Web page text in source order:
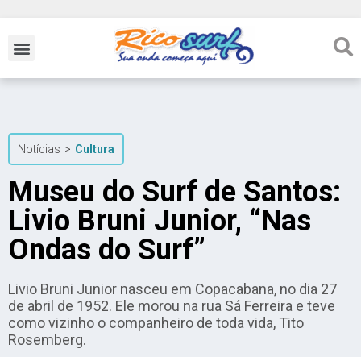
Notícias > Cultura
Museu do Surf de Santos:
Livio Bruni Junior, “Nas
Ondas do Surf”
Livio Bruni Junior nasceu em Copacabana, no dia 27
de abril de 1952. Ele morou na rua Sá Ferreira e teve
como vizinho o companheiro de toda vida, Tito
Rosemberg.